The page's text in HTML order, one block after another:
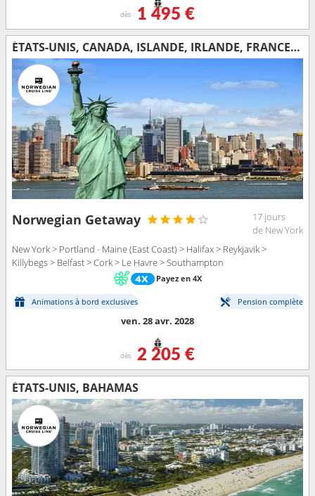
dès 1 495 €
ÉTATS-UNIS, CANADA, ISLANDE, IRLANDE, FRANCE, ROYAUME-UNI
Norwegian Getaway
17 jours
de New York
New York > Portland - Maine (East Coast) > Halifax > Reykjavik >
Killybegs > Belfast > Cork > Le Havre > Southampton
Payez en 4X
Animations à bord exclusives Pension complète
ven. 28 avr. 2028
dès 2 205 €
ÉTATS-UNIS, BAHAMAS